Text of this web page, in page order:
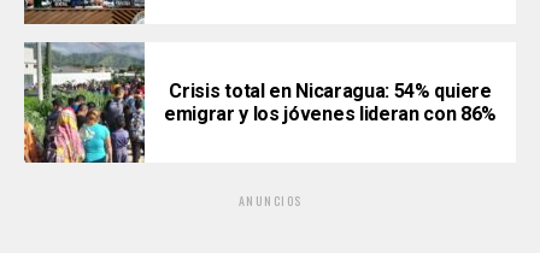
Crisis total en Nicaragua: 54% quiere
emigrar y los jóvenes lideran con 86%
ANUNCIOS